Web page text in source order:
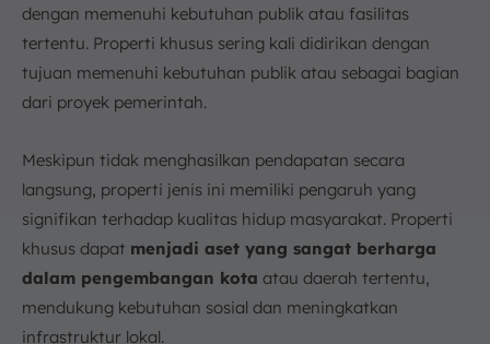
dengan memenuhi kebutuhan publik atau fasilitas
tertentu. Properti khusus sering kali didirikan dengan
tujuan memenuhi kebutuhan publik atau sebagai bagian
dari proyek pemerintah.
Meskipun tidak menghasilkan pendapatan secara
langsung, properti jenis ini memiliki pengaruh yang
signifikan terhadap kualitas hidup masyarakat. Properti
khusus dapat menjadi aset yang sangat berharga
dalam pengembangan kota atau daerah tertentu,
mendukung kebutuhan sosial dan meningkatkan
infrastruktur lokal.